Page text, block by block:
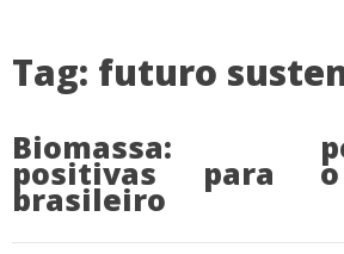
Tag: futuro
Biomassa:
positivas para
brasileiro